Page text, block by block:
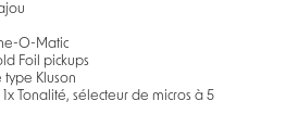
O-Matic
Foil pickups
type Kluson
1x Tonalité, sélecteur de micros à 5